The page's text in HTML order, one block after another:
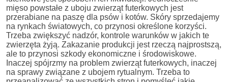
mięso powstałe z uboju zwierząt futerkowych jest
przerabiane na paszę dla psów i kotów. Skóry sprzedajemy
na rynkach światowych, co przynosi określone korzyści.
Trzeba zwiększyć nadzór, kontrole warunków w jakich te
zwierzęta żyją. Zakazanie produkcji jest rzeczą najprostszą,
ale to przynosi szkody ekonomiczne i środowiskowe.
Inaczej spójrzmy na problem zwierząt futerkowych, inaczej
na sprawy związane z ubojem rytualnym. Trzeba to